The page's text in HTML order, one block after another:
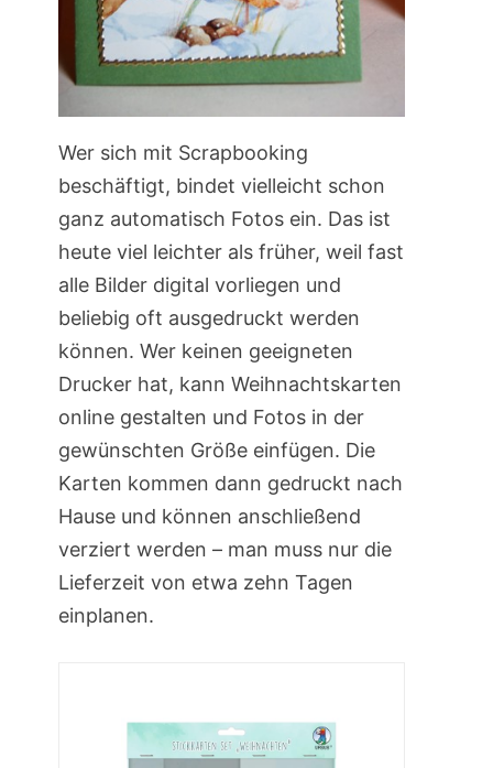
Wer sich mit Scrapbooking
beschäftigt, bindet vielleicht schon
ganz automatisch Fotos ein. Das ist
heute viel leichter als früher, weil fast
alle Bilder digital vorliegen und
beliebig oft ausgedruckt werden
können. Wer keinen geeigneten
Drucker hat, kann Weihnachtskarten
online gestalten und Fotos in der
gewünschten Größe einfügen. Die
Karten kommen dann gedruckt nach
Hause und können anschließend
verziert werden – man muss nur die
Lieferzeit von etwa zehn Tagen
einplanen.